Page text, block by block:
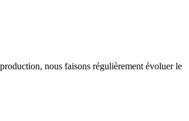
nous faisons régulièrement évoluer le